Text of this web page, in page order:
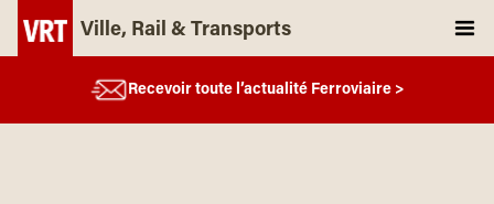
Ville, Rail & Transports
Recevoir toute l’actualité Ferroviaire >